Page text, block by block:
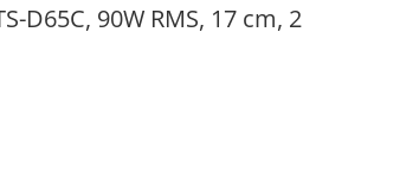
D65C, 90W RMS, 17 cm, 2